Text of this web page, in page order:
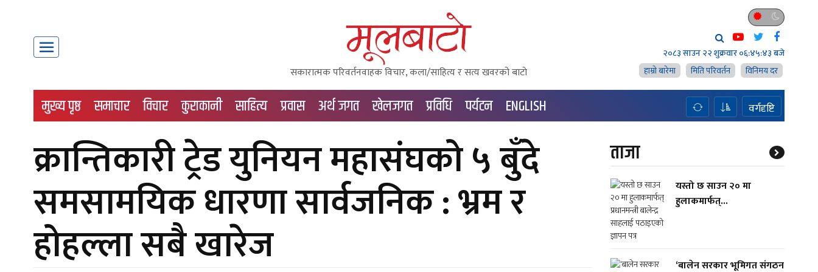
सकारात्मक परिवर्तनवाहक विचार, कला/साहित्य र सत्य खवरको बाटाे
२०८३ साउन २२ शुक्रवार०६:४५:४३ बजे
हाम्राे बारेमा
मिति परिवर्तन विनिमय दर
मुख्य पृष्ठ समाचार विचार कुराकानी साहित्य प्रवास अर्थ जगत खेलजगत प्रविधि पर्यटन ENGLISH वर्गदृष्टि
क्रान्तिकारी ट्रेड युनियन महासंघको ५ बुँदे
समसामयिक धारणा सार्वजनिक : भ्रम र
होहल्ला सबै खारेज
ताजा
यस्तो छ साउन २० मा
हुलाकमार्फत्...
‘बालेन सरकार भूमिगत संगठन